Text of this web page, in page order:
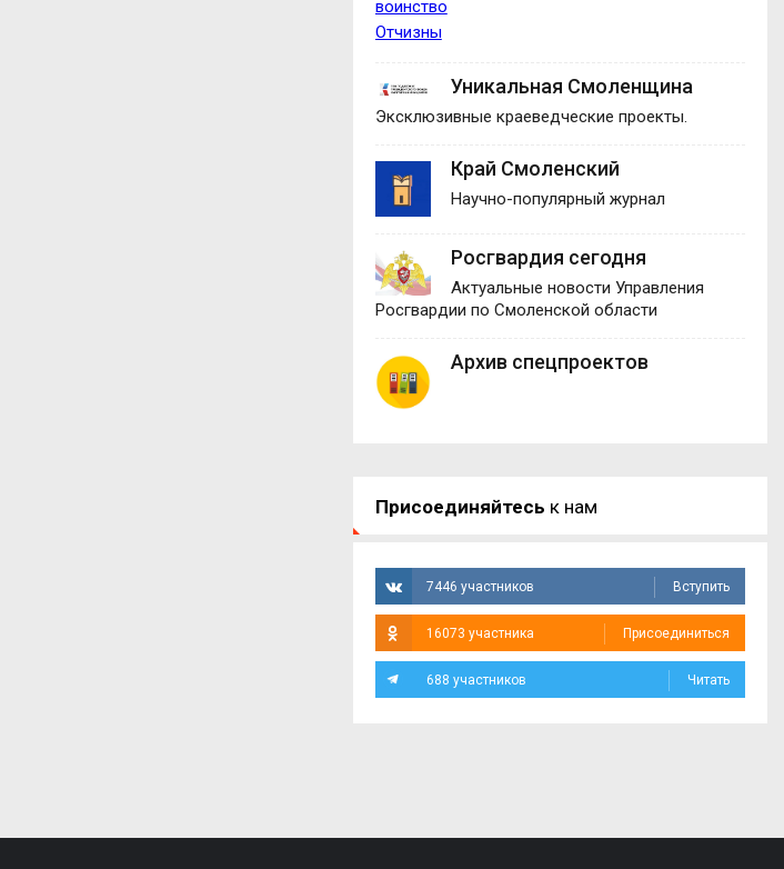
Уникальная Смоленщина
Эксклюзивные краеведческие проекты.
Край Смоленский
Научно-популярный журнал
Росгвардия сегодня
Актуальные новости Управления
Росгвардии по Смоленской области
Архив спецпроектов
Присоединяйтесь к нам
7446 участников Вступить
16073 участника Присоединиться
688 участников Читать